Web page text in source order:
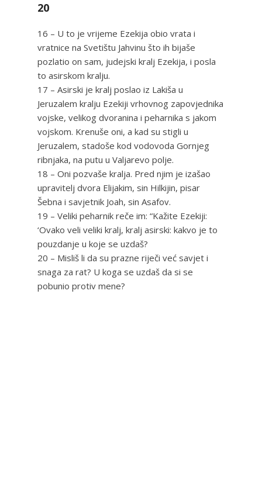
20
16 – U to je vrijeme Ezekija obio vrata i
vratnice na Svetištu Jahvinu što ih bijaše
pozlatio on sam, judejski kralj Ezekija, i posla
to asirskom kralju.
17 – Asirski je kralj poslao iz Lakiša u
Jeruzalem kralju Ezekiji vrhovnog zapovjednika
vojske, velikog dvoranina i peharnika s jakom
vojskom. Krenuše oni, a kad su stigli u
Jeruzalem, stadoše kod vodovoda Gornjeg
ribnjaka, na putu u Valjarevo polje.
18 – Oni pozvaše kralja. Pred njim je izašao
upravitelj dvora Elijakim, sin Hilkijin, pisar
Šebna i savjetnik Joah, sin Asafov.
19 – Veliki peharnik reče im: “Kažite Ezekiji:
‘Ovako veli veliki kralj, kralj asirski: kakvo je to
pouzdanje u koje se uzdaš?
20 – Misliš li da su prazne riječi već savjet i
snaga za rat? U koga se uzdaš da si se
pobunio protiv mene?